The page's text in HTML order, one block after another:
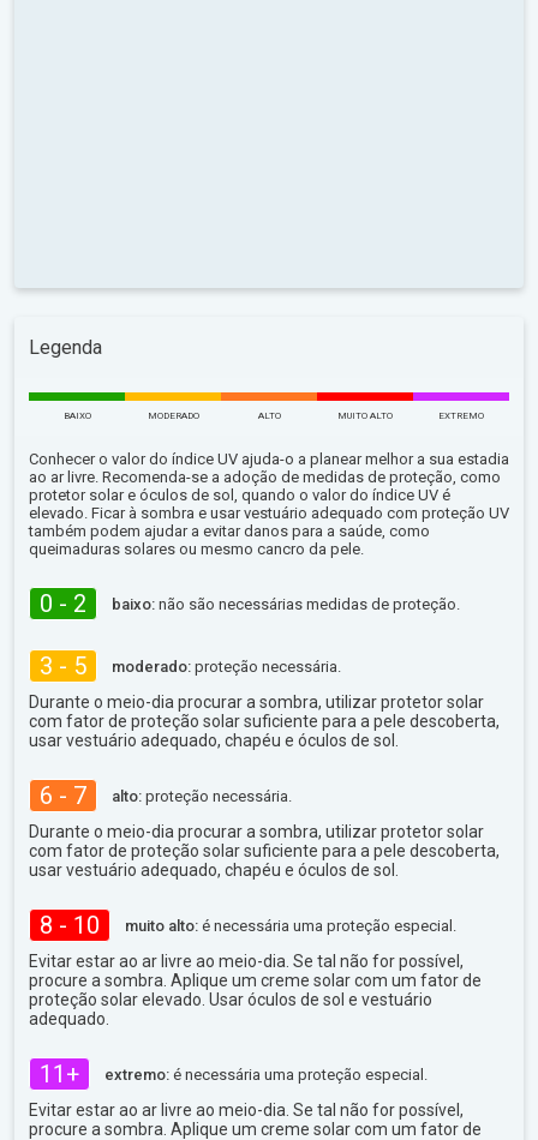
Legenda
BAIXO MODERADO ALTO MUITO ALTO EXTREMO
Conhecer o valor do índice UV ajuda-o a planear melhor a sua estadia
ao ar livre. Recomenda-se a adoção de medidas de proteção, como
protetor solar e óculos de sol, quando o valor do índice UV é
elevado. Ficar à sombra e usar vestuário adequado com proteção UV
também podem ajudar a evitar danos para a saúde, como
queimaduras solares ou mesmo cancro da pele.
0 - 2 baixo: não são necessárias medidas de proteção.
3 - 5 moderado: proteção necessária.
Durante o meio-dia procurar a sombra, utilizar protetor solar
com fator de proteção solar suficiente para a pele descoberta,
usar vestuário adequado, chapéu e óculos de sol.
6 - 7 alto: proteção necessária.
Durante o meio-dia procurar a sombra, utilizar protetor solar
com fator de proteção solar suficiente para a pele descoberta,
usar vestuário adequado, chapéu e óculos de sol.
8 - 10 muito alto: é necessária uma proteção especial.
Evitar estar ao ar livre ao meio-dia. Se tal não for possível,
procure a sombra. Aplique um creme solar com um fator de
proteção solar elevado. Usar óculos de sol e vestuário
adequado.
11+ extremo: é necessária uma proteção especial.
Evitar estar ao ar livre ao meio-dia. Se tal não for possível,
procure a sombra. Aplique um creme solar com um fator de